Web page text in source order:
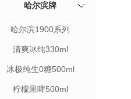
哈尔滨牌
哈尔滨1900系列
清爽冰纯330ml
冰极纯生0糖500ml
柠檬果啤500ml